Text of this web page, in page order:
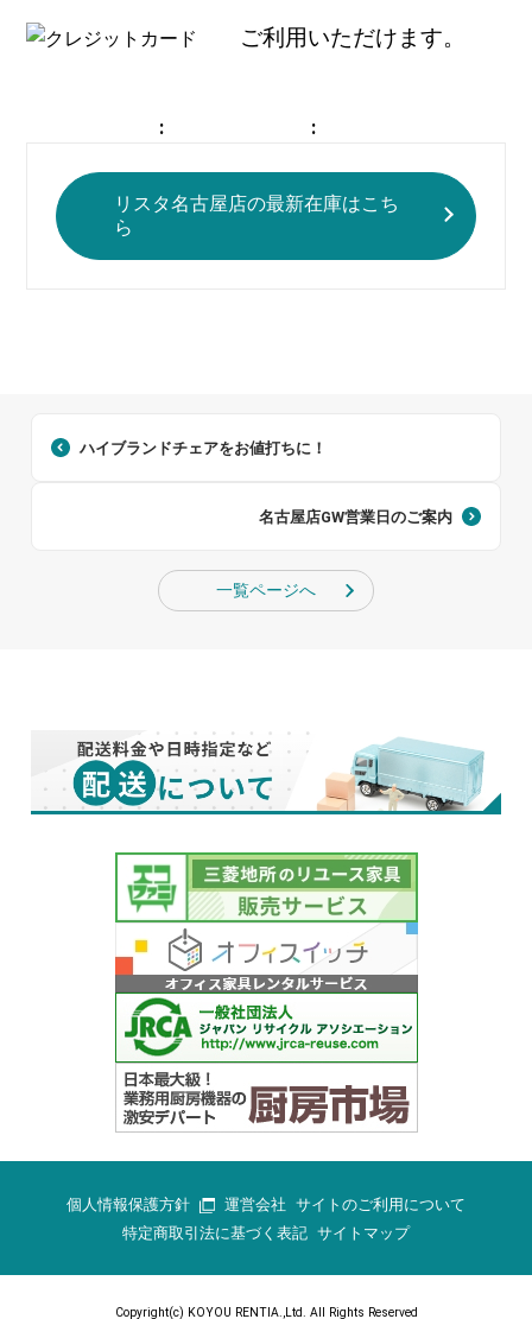
ご利用いただけます。
リスタ名古屋店の最新在庫はこち
ら
ハイブランドチェアをお値打ちに！
名古屋店GW営業日のご案内
一覧ページへ
個人情報保護方針 運営会社 サイトのご利用について
特定商取引法に基づく表記 サイトマップ
Copyright(c) KOYOU RENTIA.,Ltd. All Rights Reserved